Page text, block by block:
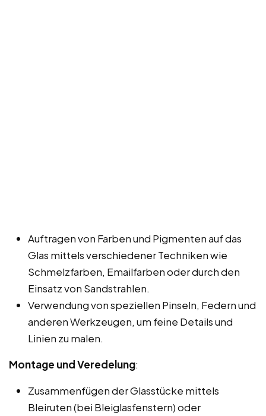
Auftragen von Farben und Pigmenten auf das
Glas mittels verschiedener Techniken wie
Schmelzfarben, Emailfarben oder durch den
Einsatz von Sandstrahlen.
Verwendung von speziellen Pinseln, Federn und
anderen Werkzeugen, um feine Details und
Linien zu malen.
Montage und Veredelung:
Zusammenfügen der Glasstücke mittels
Bleiruten (bei Bleiglasfenstern) oder